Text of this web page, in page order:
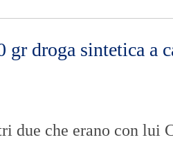
droga sintetica a
due che erano con lui